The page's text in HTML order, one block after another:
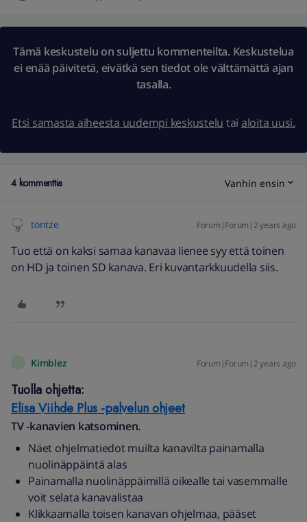
Tämä keskustelu on suljettu kommenteilta. Keskustelua
ei enää päivitetä, eivätkä sen tiedot ole välttämättä ajan
tasalla.
Etsi samasta aiheesta uudempi keskustelu tai aloita uusi.
4 kommenttia Vanhin ensin
tontze Forum|Forum|2 years ago
Tuo että on kaksi samaa kanavaa lienee syy että toinen
on HD ja toinen SD kanava. Eri kuvantarkkuudella siis.
Kimblez Forum|Forum|2 years ago
Tuolla ohjetta:
Elisa Viihde Plus -palvelun ohjeet
TV -kanavien katsominen.
Näet ohjelmatiedot muilta kanavilta painamalla
nuolinäppäintä alas
Painamalla nuolinäppäimillä oikealle tai vasemmalle
voit selata kanavalistaa
Klikkaamalla toisen kanavan ohjelmaa, pääset